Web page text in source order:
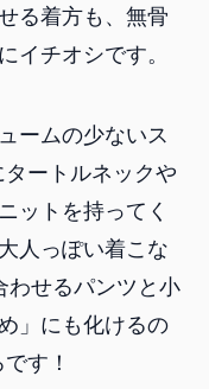
る着方も、無骨
イチオシです。
ームの少ないス
ートルネックや
ットを持ってく
人っぽい着こな
わせるパンツと小
」にも化けるの
す！